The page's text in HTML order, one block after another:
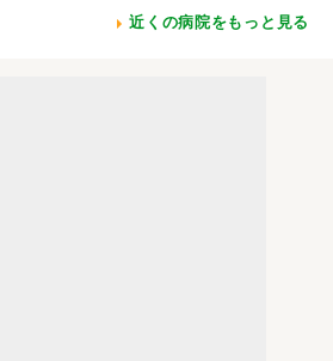
近くの病院をもっと見る